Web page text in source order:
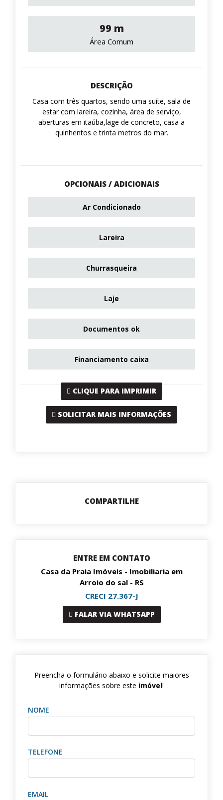
99 m
Área Comum
DESCRIÇÃO
Casa com três quartos, sendo uma suíte, sala de
estar com lareira, cozinha, área de serviço,
aberturas em itaúba,lage de concreto, casa a
quinhentos e trinta metros do mar.
OPCIONAIS / ADICIONAIS
Ar Condicionado
Lareira
Churrasqueira
Laje
Documentos ok
Financiamento caixa
CLIQUE PARA IMPRIMIR
SOLICITAR MAIS INFORMAÇÕES
COMPARTILHE
ENTRE EM CONTATO
Casa da Praia Imóveis - Imobiliaria em
Arroio do sal - RS
CRECI 27.367-J
FALAR VIA WHATSAPP
Preencha o formulário abaixo e solicite maiores
informações sobre este imóvel!
NOME
TELEFONE
EMAIL